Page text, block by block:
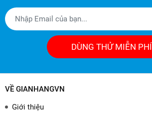
DÙNG THỬ MIỄN PHÍ
VỀ GIANHANGVN
Giới thiệu